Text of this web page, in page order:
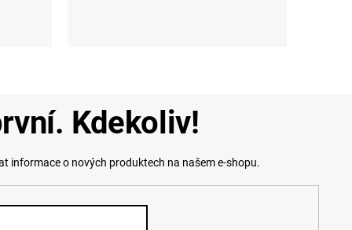
Kdekoliv!
informace o nových produktech na našem e-shopu.